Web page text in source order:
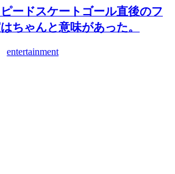
ードスケートゴール直後のフ
ちゃんと意味があった。
entertainment